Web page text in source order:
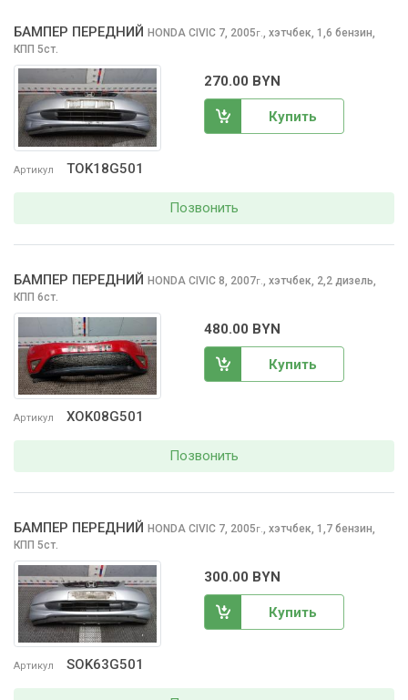
Артикул TOK18G501
БАМПЕР ПЕРЕДНИЙ HONDA CIVIC 7, 2005г., хэтчбек, 1,6 бензин,
КПП 5ст.
270.00 BYN
Купить
Позвонить
Артикул XOK08G501
БАМПЕР ПЕРЕДНИЙ HONDA CIVIC 8, 2007г., хэтчбек, 2,2 дизель,
КПП 6ст.
480.00 BYN
Купить
Позвонить
Артикул SOK63G501
БАМПЕР ПЕРЕДНИЙ HONDA CIVIC 7, 2005г., хэтчбек, 1,7 бензин,
КПП 5ст.
300.00 BYN
Купить